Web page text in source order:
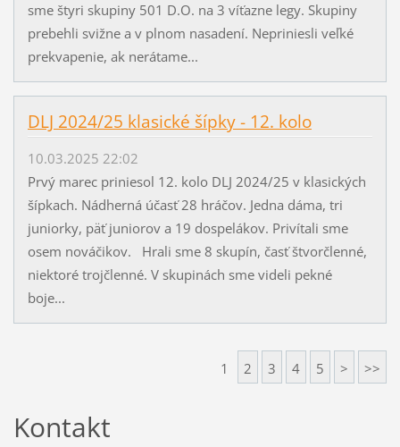
sme štyri skupiny 501 D.O. na 3 víťazne legy. Skupiny
prebehli svižne a v plnom nasadení. Nepriniesli veľké
prekvapenie, ak nerátame...
DLJ 2024/25 klasické šípky - 12. kolo
10.03.2025 22:02
Prvý marec priniesol 12. kolo DLJ 2024/25 v klasických
šípkach. Nádherná účasť 28 hráčov. Jedna dáma, tri
juniorky, päť juniorov a 19 dospelákov. Privítali sme
osem nováčikov. Hrali sme 8 skupín, časť štvorčlenné,
niektoré trojčlenné. V skupinách sme videli pekné
boje...
1 2 3 4 5 > >>
Kontakt